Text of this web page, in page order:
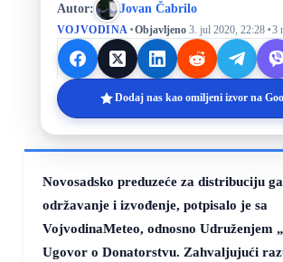
Autor: Jovan Čabrilo
VOJVODINA ·Objavljeno 3. jul 2020, 22:28 ·3
Dodaj nas kao omiljeni izvor na
Novosadsko preduzeće za distribuciju
održavanje i izvođenje, potpisalo je sa
VojvodinaMeteo, odnosno Udruženjem
Ugovor o Donatorstvu. Zahvaljujući